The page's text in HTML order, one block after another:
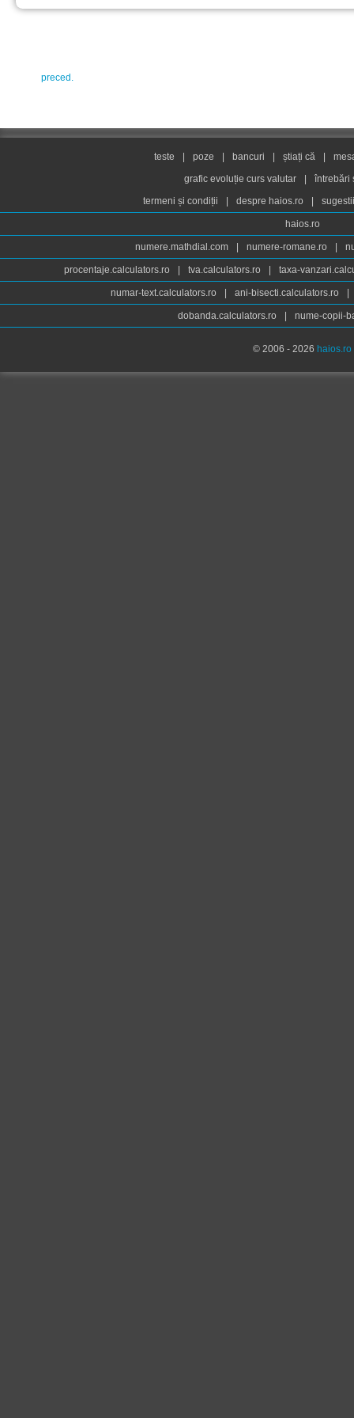
preced.
teste poze bancuri știați că
grafic evoluție curs valutar
întrebări
termeni și condiții
despre haios.ro
haios.ro
numere.mathdial.com numere-romane.ro
procentaje.calculators.ro tva.calculators.ro taxa-
numar-text.calculators.ro ani-bisecti.calculators.ro
dobanda.calculators.ro nume-copii-
© 2006 - 2026 haios.ro